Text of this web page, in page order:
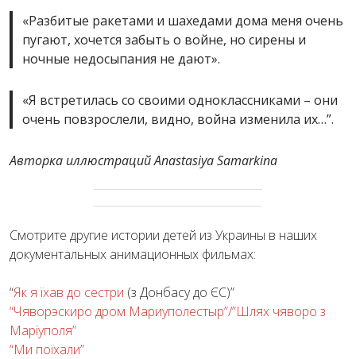
«Разбитые ракетами и шахедами дома меня очень
пугают, хочется забыть о войне, но сирены и
ночные недосыпания не дают».
«Я встретилась со своими одноклассниками – они
очень повзрослели, видно, война изменила их…”.
Авторка​ ​​​и​​ллюстраций Anastasiya Samarkina
Смотрите другие истории детей из Украины в наших
документальных анимационных фильмах:
“Як я їхав до сестри (з Донбасу до ЄС)”
“Чяворэскиро дром Мариуполестыр”/”Шлях чяворо з
Марiуполя”
“Ми поїхали”